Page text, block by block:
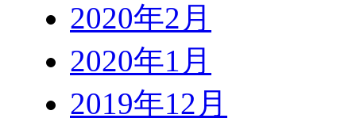
2020年2月
2020年1月
2019年12月